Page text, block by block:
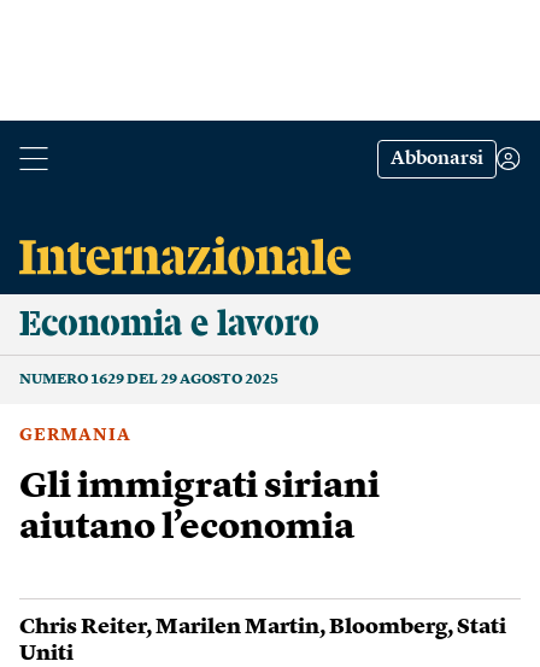
Abbonarsi
Economia e lavoro
NUMERO 1629 DEL 29 AGOSTO 2025
GERMANIA
Gli immigrati siriani
aiutano l’economia
Chris Reiter,Marilen Martin,Bloomberg,Stati
Uniti